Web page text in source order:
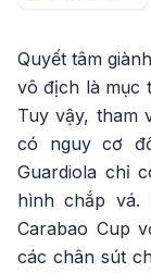
Quyết tâm
vô địch là mục
Tuy vậy, tham
có nguy cơ
Guardiola chỉ
hình chắp vá.
Carabao Cup
các chân sút